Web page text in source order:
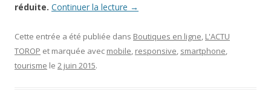
réduite. Continuer la lecture →
Cette entrée a été publiée dans Boutiques en ligne, L'ACTU
TOROP et marquée avec mobile, responsive, smartphone,
tourisme le 2 juin 2015.